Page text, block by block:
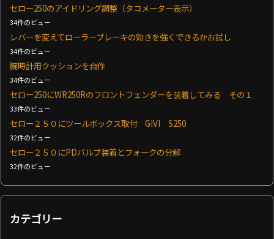
セロー250のアイドリング調整（タコメーター表示）
34件のビュー
レバーを変えてローラーブレーキの効きを強くできるかお試し
34件のビュー
腕時計用クッションを自作
34件のビュー
セロー250にWR250Rのフロントフェンダーを装着してみる その１
33件のビュー
セロー２５０にツールボックス取付 GIVI S250
32件のビュー
セロー２５０にPDバルブ装着とフォークの分解
32件のビュー
カテゴリー